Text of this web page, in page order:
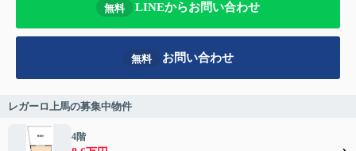
無料 LINEからお問い合わせ
無料 お問い合わせ
レガーロ上馬の募集中物件
4階